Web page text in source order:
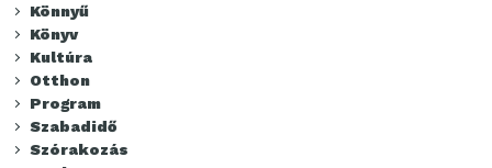
Könnyű
Könyv
Kultúra
Otthon
Program
Szabadidő
Szórakozás